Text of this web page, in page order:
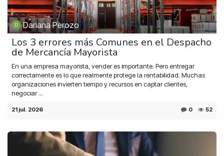
Dariana Perozo
Los 3 errores más Comunes en el Despacho
de Mercancía Mayorista
En una empresa mayorista, vender es importante. Pero entregar
correctamente es lo que realmente protege la rentabilidad. Muchas
organizaciones invierten tiempo y recursos en captar clientes,
negociar ...
21 jul. 2026 0 52